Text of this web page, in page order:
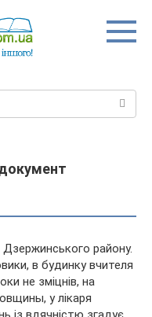
району.
в будинку вчителя
не зміцнів, на
у лікаря